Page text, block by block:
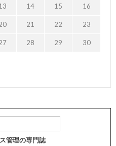
14 15 16
21 22 23
28 29 30
管理の専門誌